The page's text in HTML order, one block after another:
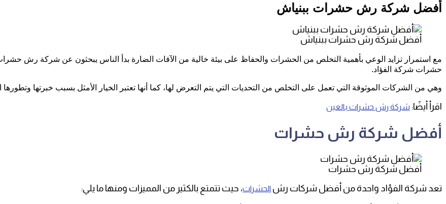
أفضل شركة رش حشرات ببنياش
أفضل شركة رش حشرات ببنياش
مع استمرار تزايد الوعي بأهمية التخلص من الحشرات والحفاظ على بيئة خالية من الآفات الضارة بدأ الناس يبحثون عن شركة رش
حشرات شركة الفؤاد.
وهي من الشركات الموثوقة التي تعمل على التخلص من التحديات التي يتم التعرض لها، كما أنها تعتبر الخيار الأمثل بسبب خبرتها
اقرأ أيضًا: شركة رش حشرات بالعين
أفضل شركة رش حشرات
أفضل شركة رش حشرات
تعد شركة الفؤاد واحدة من أفضل شركات رش الحشرات، حيث تتمتع بالكثير من المميزات ومنها ما يلي: